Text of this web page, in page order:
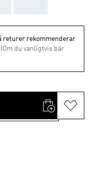
returer rekommenderar
(Om du vanligtvis bär